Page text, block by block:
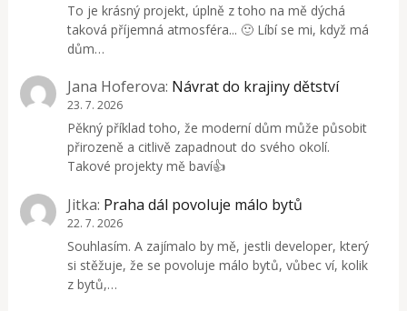
To je krásný projekt, úplně z toho na mě dýchá
taková příjemná atmosféra... 🙂 Líbí se mi, když má
dům…
Jana Hoferova: Návrat do krajiny dětství
23. 7. 2026
Pěkný příklad toho, že moderní dům může působit
přirozeně a citlivě zapadnout do svého okolí.
Takové projekty mě baví👍
Jitka: Praha dál povoluje málo bytů
22. 7. 2026
Souhlasím. A zajímalo by mě, jestli developer, který
si stěžuje, že se povoluje málo bytů, vůbec ví, kolik
z bytů,…